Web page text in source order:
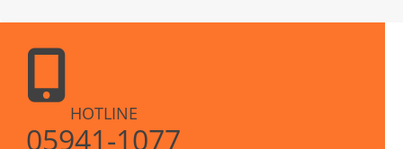
HOTLINE
05941-1077